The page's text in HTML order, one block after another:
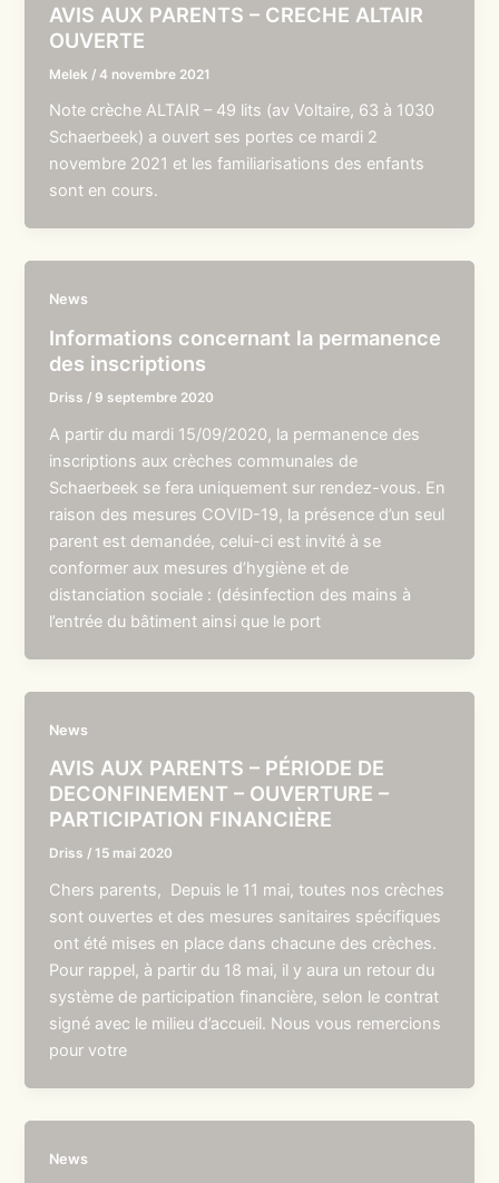
AVIS AUX PARENTS – CRECHE ALTAIR
OUVERTE
Melek /4 novembre 2021
Note crèche ALTAIR – 49 lits (av Voltaire, 63 à 1030
Schaerbeek) a ouvert ses portes ce mardi 2
novembre 2021 et les familiarisations des enfants
sont en cours.
News
Informations concernant la permanence
des inscriptions
Driss / 9 septembre 2020
A partir du mardi 15/09/2020, la permanence des
inscriptions aux crèches communales de
Schaerbeek se fera uniquement sur rendez-vous. En
raison des mesures COVID-19, la présence d’un seul
parent est demandée, celui-ci est invité à se
conformer aux mesures d’hygiène et de
distanciation sociale : (désinfection des mains à
l’entrée du bâtiment ainsi que le port
News
AVIS AUX PARENTS – PÉRIODE DE
DECONFINEMENT – OUVERTURE –
PARTICIPATION FINANCIÈRE
Driss /15 mai 2020
Chers parents, Depuis le 11 mai, toutes nos crèches
sont ouvertes et des mesures sanitaires spécifiques
ont été mises en place dans chacune des crèches.
Pour rappel, à partir du 18 mai, il y aura un retour du
système de participation financière, selon le contrat
signé avec le milieu d’accueil. Nous vous remercions
pour votre
News